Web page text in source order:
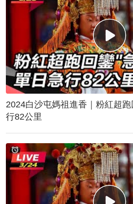
2024白沙屯媽祖進香｜粉紅超跑回鑾
行82公里